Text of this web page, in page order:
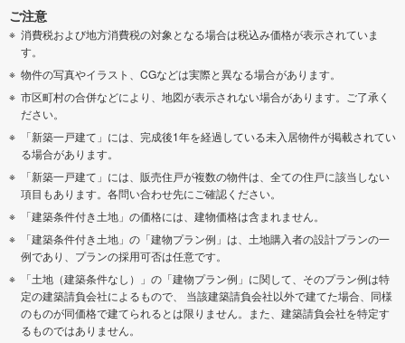
ご注意
消費税および地方消費税の対象となる場合は税込み価格が表示されていま
す。
物件の写真やイラスト、CGなどは実際と異なる場合があります。
市区町村の合併などにより、地図が表示されない場合があります。ご了承く
ださい。
「新築一戸建て」には、完成後1年を経過している未入居物件が掲載されてい
る場合があります。
「新築一戸建て」には、販売住戸が複数の物件は、全ての住戸に該当しない
項目もあります。各問い合わせ先にご確認ください。
「建築条件付き土地」の価格には、建物価格は含まれません。
「建築条件付き土地」の「建物プラン例」は、土地購入者の設計プランの一
例であり、プランの採用可否は任意です。
「土地（建築条件なし）」の「建物プラン例」に関して、そのプラン例は特
定の建築請負会社によるもので、 当該建築請負会社以外で建てた場合、同様
のものが同価格で建てられるとは限りません。また、建築請負会社を特定す
るものではありません。